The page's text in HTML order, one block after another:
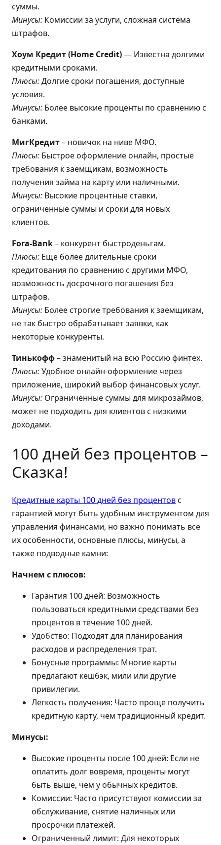
суммы.
Минусы: Комиссии за услуги, сложная система
штрафов.
Хоум Кредит (Home Credit)— Известна долгими
кредитными сроками.
Плюсы:Долгие сроки погашения, доступные
условия.
Минусы: Более высокие проценты по сравнению с
банками.
МигКредит– новичок на ниве МФО.
Плюсы: Быстрое оформление онлайн, простые
требования к заемщикам, возможность
получения займа на карту или наличными.
Минусы: Высокие процентные ставки,
ограниченные суммы и сроки для новых
клиентов.
Fora-Bank– конкурент быстроденьгам.
Плюсы: Еще более длительные сроки
кредитования по сравнению с другими МФО,
возможность досрочного погашения без
штрафов.
Минусы: Более строгие требования к заемщикам,
не так быстро обрабатывает заявки, как
некоторые конкуренты.
Тинькофф– знаменитый на всю Россию финтех.
Плюсы:Удобное онлайн-оформление через
приложение, широкий выбор финансовых услуг.
Минусы: Ограниченные суммы для микрозаймов,
может не подходить для клиентов с низкими
доходами.
100 дней без процентов –
Сказка!
Кредитные карты 100 дней без процентовс
гарантией могут быть удобным инструментом для
управления финансами, но важно понимать все
их особенности, основные плюсы, минусы, а
также подводные камни:
Начнем с плюсов:
Гарантия 100 дней: Возможность
пользоваться кредитными средствами без
процентов в течение 100 дней.
Удобство: Подходят для планирования
расходов и распределения трат.
Бонусные программы: Многие карты
предлагают кешбэк, мили или другие
привилегии.
Легкость получения: Часто проще получить
кредитную карту, чем традиционный кредит.
Минусы:
Высокие проценты после 100 дней: Если не
оплатить долг вовремя, проценты могут
быть выше, чем у обычных кредитов.
Комиссии: Часто присутствуют комиссии за
обслуживание, снятие наличных или
просрочки платежей.
Ограниченный лимит: Для некоторых